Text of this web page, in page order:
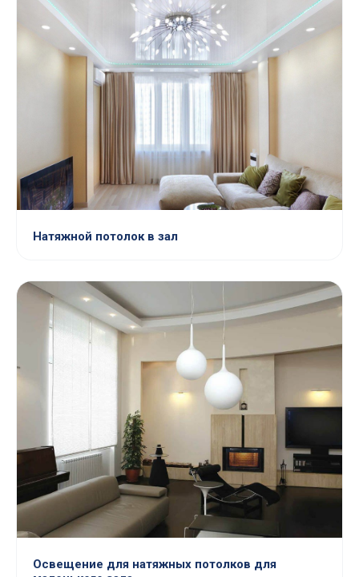
Натяжной потолок в зал
Освещение для натяжных потолков для